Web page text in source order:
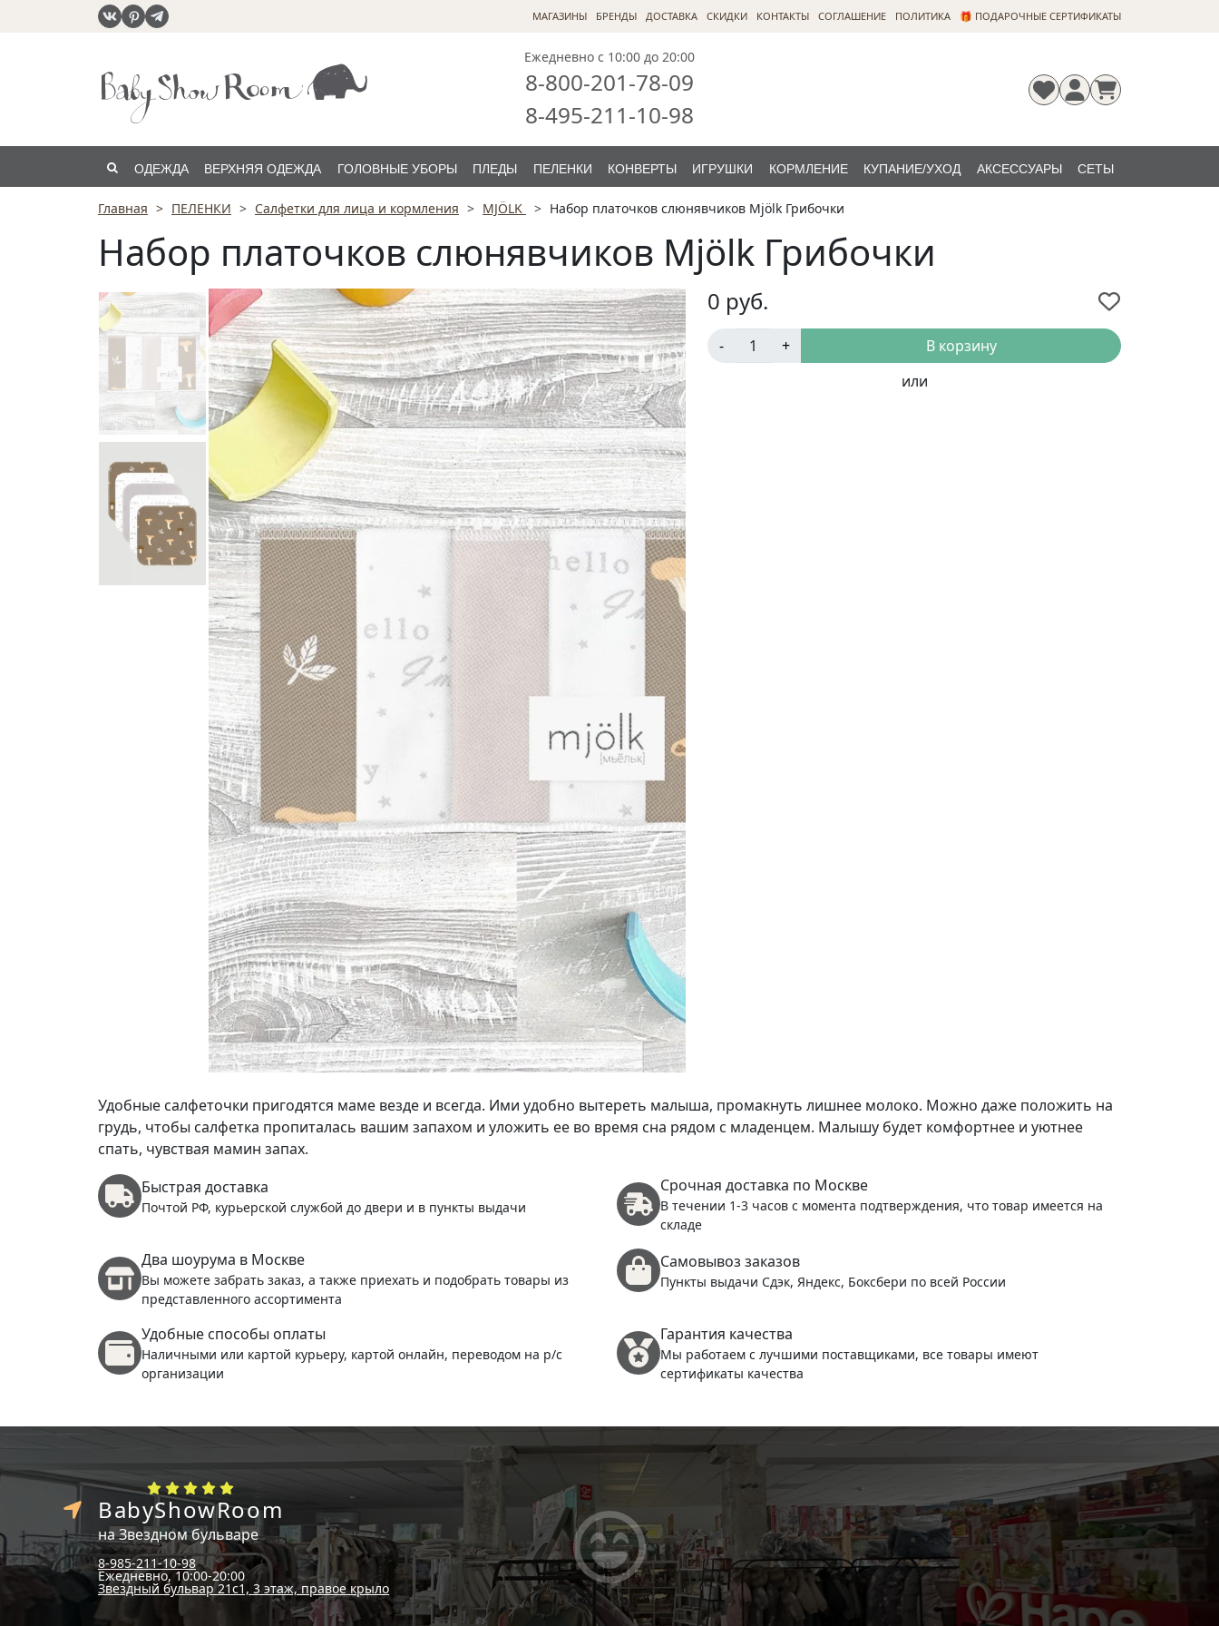
МАГАЗИНЫ БРЕНДЫ ДОСТАВКА СКИДКИ КОНТАКТЫ CОГЛАШЕНИЕ ПОЛИТИКА 🎁 ПОДАРОЧНЫЕ СЕРТИФИКАТЫ
Ежедневно с 10:00 до 20:00
8-800-201-78-09
8-495-211-10-98
ОДЕЖДА ВЕРХНЯЯ ОДЕЖДА ГОЛОВНЫЕ УБОРЫ ПЛЕДЫ ПЕЛЕНКИ КОНВЕРТЫ ИГРУШКИ КОРМЛЕНИЕ КУПАНИЕ/УХОД АКСЕССУАРЫ СЕТЫ
РАСПРОДАЖА
Главная ПЕЛЕНКИ Салфетки для лица и кормления MJÖLK Набор платочков слюнявчиков Mjölk Грибочки
Набор платочков слюнявчиков Mjölk Грибочки
0 руб.
- +
В корзину
или
Удобные салфеточки пригодятся маме везде и всегда. Ими удобно вытереть малыша, промакнуть лишнее молоко. Можно даже положить на
грудь, чтобы салфетка пропиталась вашим запахом и уложить ее во время сна рядом с младенцем. Малышу будет комфортнее и уютнее
спать, чувствая мамин запах.
Быстрая доставка
Почтой РФ, курьерской службой до двери и в пункты выдачи
Срочная доставка по Москве
В течении 1-3 часов с момента подтверждения, что товар имеется на
складе
Два шоурума в Москве
Вы можете забрать заказ, а также приехать и подобрать товары из
представленного ассортимента
Самовывоз заказов
Пункты выдачи Сдэк, Яндекс, Боксбери по всей России
Удобные способы оплаты
Наличными или картой курьеру, картой онлайн, переводом на р/с
организации
Гарантия качества
Мы работаем с лучшими поставщиками, все товары имеют
сертификаты качества
BabyShowRoom
на Звездном бульваре
8-985-211-10-98
Ежедневно, 10:00-20:00
Звездный бульвар 21с1, 3 этаж, правое крыло